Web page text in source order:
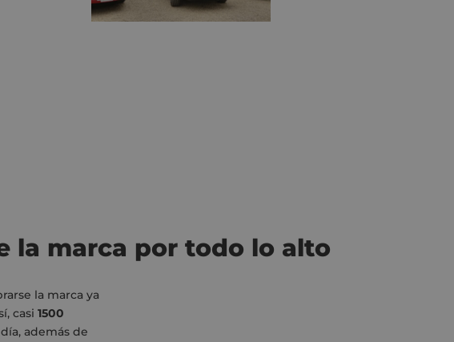
la marca por todo lo alto
la marca ya
casi 1500
además de